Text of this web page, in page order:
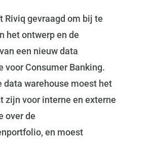
Riviq gevraagd om bij te
het ontwerp en de
een nieuw data
voor Consumer Banking.
data warehouse moest het
zijn voor interne en externe
over de
en moest